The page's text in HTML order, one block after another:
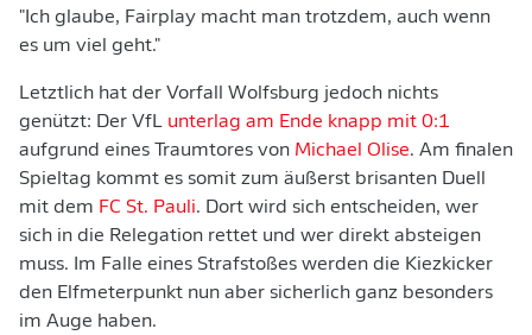
"Ich glaube, Fairplay macht man trotzdem, auch wenn
es um viel geht."
Letztlich hat der Vorfall Wolfsburg jedoch nichts
genützt: Der VfL unterlag am Ende knapp mit 0:1
aufgrund eines Traumtores von Michael Olise. Am finalen
Spieltag kommt es somit zum äußerst brisanten Duell
mit dem FC St. Pauli. Dort wird sich entscheiden, wer
sich in die Relegation rettet und wer direkt absteigen
muss. Im Falle eines Strafstoßes werden die Kiezkicker
den Elfmeterpunkt nun aber sicherlich ganz besonders
im Auge haben.